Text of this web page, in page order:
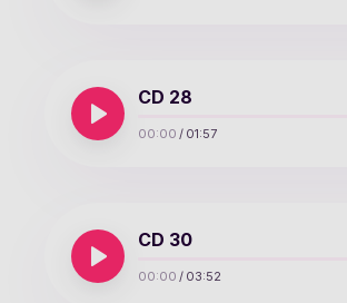
CD 28
00:00 / 01:57
CD 30
00:00 / 03:52